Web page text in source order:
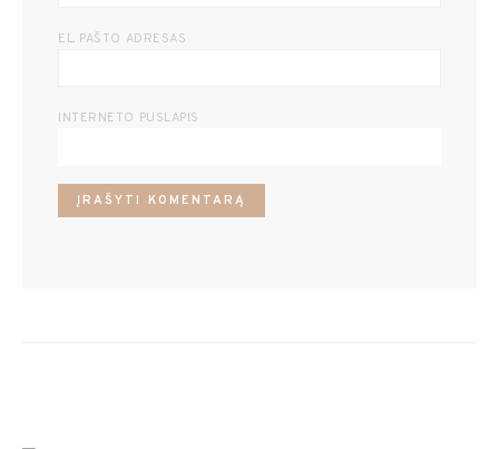
EL. PAŠTO ADRESAS
INTERNETO PUSLAPIS